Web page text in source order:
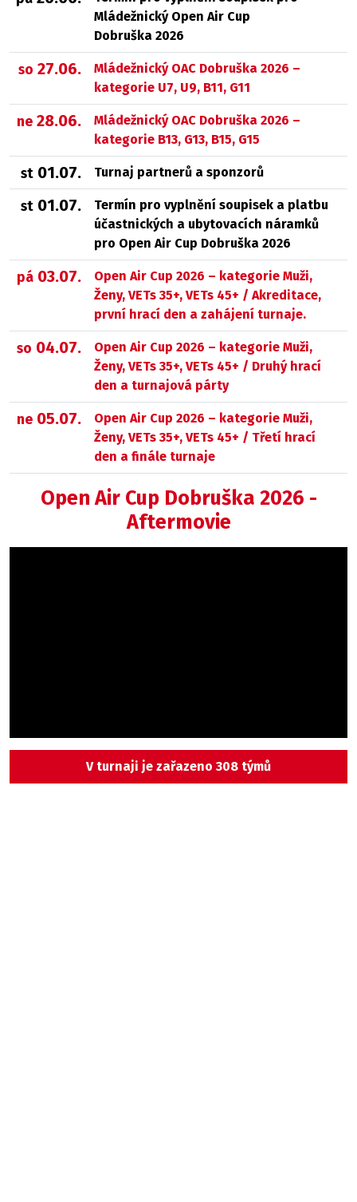
Mládežnický Open Air Cup
Dobruška 2026
so 27.06.
Mládežnický OAC Dobruška 2026 –
kategorie U7, U9, B11, G11
ne 28.06.
Mládežnický OAC Dobruška 2026 –
kategorie B13, G13, B15, G15
st 01.07. Turnaj partnerů a sponzorů
st 01.07.
Termín pro vyplnění soupisek a platbu
účastnických a ubytovacích náramků
pro Open Air Cup Dobruška 2026
pá 03.07.
Open Air Cup 2026 – kategorie Muži,
Ženy, VETs 35+, VETs 45+ / Akreditace,
první hrací den a zahájení turnaje.
so 04.07.
Open Air Cup 2026 – kategorie Muži,
Ženy, VETs 35+, VETs 45+ / Druhý hrací
den a turnajová párty
ne 05.07.
Open Air Cup 2026 – kategorie Muži,
Ženy, VETs 35+, VETs 45+ / Třetí hrací
den a finále turnaje
Open Air Cup Dobruška 2026 -
Aftermovie
V turnaji je zařazeno 308 týmů